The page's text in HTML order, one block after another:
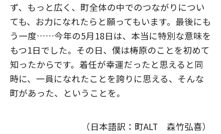
ず、もっと広く、町全体の中でのつながりについ
ても、お力になれたらと願ってもいます。最後にも
う一度……今年の5月18日は、本当に特別な意味を
もつ1日でした。その日、僕は梼原のことを初めて
知ったからです。着任が幸運だったと思えると同
時に、一員になれたことを誇りに思える、そんな
町があった、ということを。
（日本語訳：町ALT 森竹弘喜）